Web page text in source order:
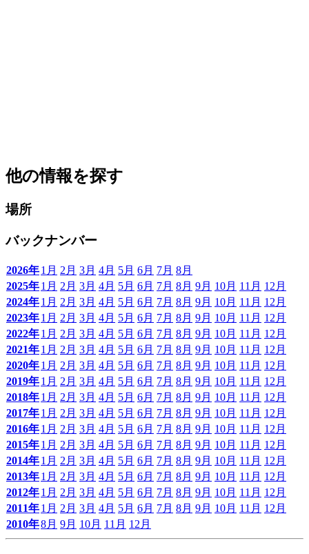
他の情報を探す
場所
バックナンバー
2026年1月 2月 3月 4月 5月 6月 7月 8月
2025年1月 2月 3月 4月 5月 6月 7月 8月 9月 10月 11月 12月
2024年1月 2月 3月 4月 5月 6月 7月 8月 9月 10月 11月 12月
2023年1月 2月 3月 4月 5月 6月 7月 8月 9月 10月 11月 12月
2022年1月 2月 3月 4月 5月 6月 7月 8月 9月 10月 11月 12月
2021年1月 2月 3月 4月 5月 6月 7月 8月 9月 10月 11月 12月
2020年1月 2月 3月 4月 5月 6月 7月 8月 9月 10月 11月 12月
2019年1月 2月 3月 4月 5月 6月 7月 8月 9月 10月 11月 12月
2018年1月 2月 3月 4月 5月 6月 7月 8月 9月 10月 11月 12月
2017年1月 2月 3月 4月 5月 6月 7月 8月 9月 10月 11月 12月
2016年1月 2月 3月 4月 5月 6月 7月 8月 9月 10月 11月 12月
2015年1月 2月 3月 4月 5月 6月 7月 8月 9月 10月 11月 12月
2014年1月 2月 3月 4月 5月 6月 7月 8月 9月 10月 11月 12月
2013年1月 2月 3月 4月 5月 6月 7月 8月 9月 10月 11月 12月
2012年1月 2月 3月 4月 5月 6月 7月 8月 9月 10月 11月 12月
2011年1月 2月 3月 4月 5月 6月 7月 8月 9月 10月 11月 12月
2010年8月 9月 10月 11月 12月